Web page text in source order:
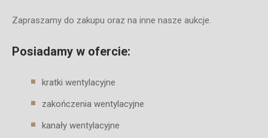
Zapraszamy do zakupu oraz na inne nasze aukcje.
Posiadamy w ofercie:
kratki wentylacyjne
zakończenia wentylacyjne
kanały wentylacyjne